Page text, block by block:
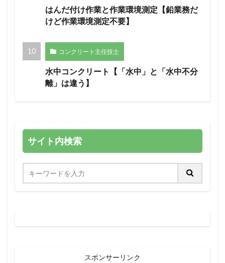
はんだ付け作業と作業環境測定【鉛業務だ
けど作業環境測定不要】
コンクリート主任技士
水中コンクリート【「水中」と「水中不分
離」は違う】
サイト内検索
スポンサーリンク